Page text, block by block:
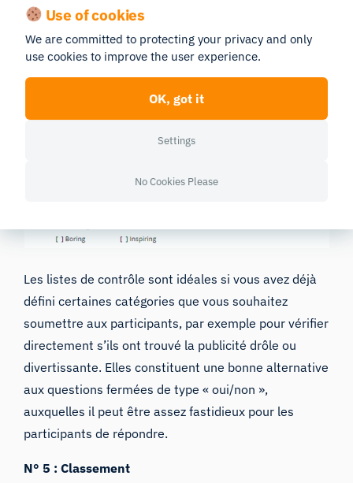
appropriée. Contrairement à l’échelle discrète à 10
niveaux de notre exemple, les échelles différentielles
peuvent également être continues. Dans ce cas, les
personnes interrogées peuvent cocher (ou
sélectionner à l’aide d’un curseur) n’importe quelle
Les listes de contrôle sont idéales si vous avez déjà
défini certaines catégories que vous souhaitez
soumettre aux participants, par exemple pour vérifier
directement s’ils ont trouvé la publicité drôle ou
divertissante. Elles constituent une bonne alternative
aux questions fermées de type « oui/non »,
auxquelles il peut être assez fastidieux pour les
participants de répondre.
N° 5 : Classement
Use of cookies
We are committed to protecting your privacy and only
use cookies to improve the user experience.
OK, got it
Settings
No Cookies Please